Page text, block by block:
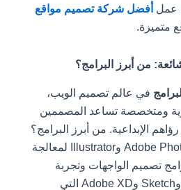
أفضل شركة تصميم مواقع
من أبرز البرامج؟
في عالم تصميم الويب،
ومتخصصة تساعد المصممين
الإبداعية. من أبرز البرامج؟
تبرز أدوات مثل Adobe Photoshop وIllustrator لمعالجة
تصميم الواجهات وتجربة
المستخدم مثل Figma وSketch وAdobe XD التي